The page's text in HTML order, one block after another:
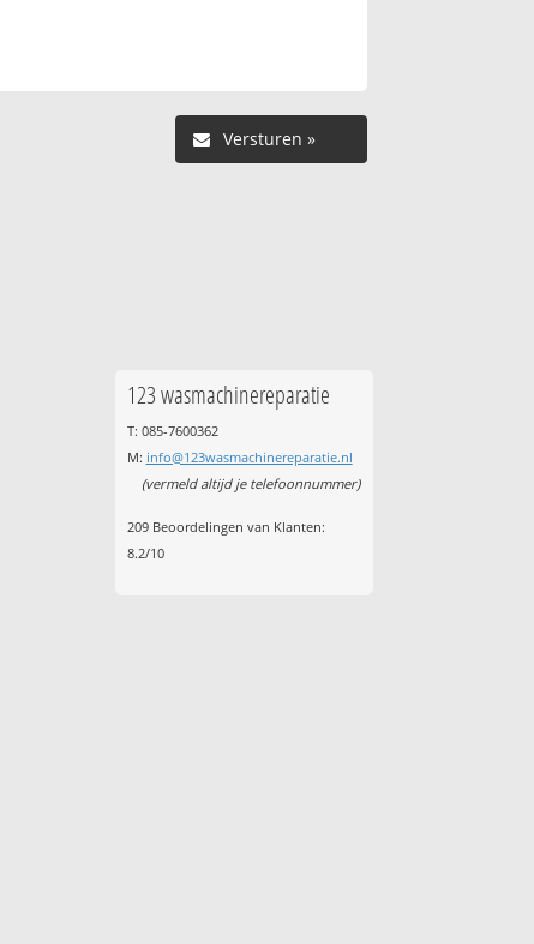
123 wasmachinereparatie
T: 085-7600362
M: info@123wasmachinereparatie.nl
(vermeld altijd je telefoonnummer)
209Beoordelingen van Klanten:
8.2/10